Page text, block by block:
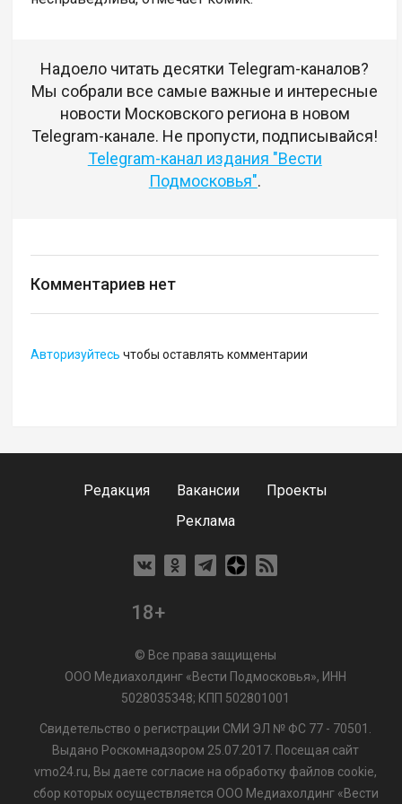
Надоело читать десятки Telegram-каналов?
Мы собрали все самые важные и интересные
новости Московского региона в новом
Telegram-канале. Не пропусти, подписывайся!
Telegram-канал издания "Вести
Подмосковья".
Комментариев нет
Авторизуйтесь чтобы оставлять комментарии
Редакция Вакансии
Проекты
Реклама
18+
© Все права защищены
ООО Медиахолдинг «Вести Подмосковья», ИНН
5028035348; КПП 502801001
Свидетельство о регистрации СМИ ЭЛ № ФС 77 - 70501.
Выдано Роскомнадзором 25.07.2017. Посещая сайт
vmo24.ru, Вы даете согласие на обработку файлов cookie,
сбор которых осуществляется ООО Медиахолдинг «Вести